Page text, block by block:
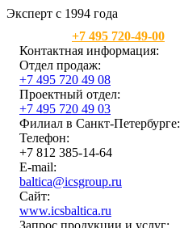
Эксперт с 1994 года
+7 495 720-49-00
Контактная информация:
Отдел продаж:
+7 495 720 49 08
Проектный отдел:
+7 495 720 49 03
Филиал в Санкт-Петербурге:
Телефон:
+7 812 385-14-64
E-mail:
baltica@icsgroup.ru
Сайт:
www.icsbaltica.ru
Запрос продукции и услуг: